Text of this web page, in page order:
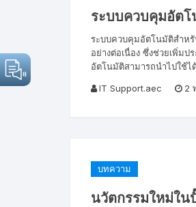
ระบบควบคุมอัต
ระบบควบคุมอัตโนมัติสำห
อย่างต่อเนื่อง ซึ่งช่วยเพิ่ม
อัตโนมัติสามารถนำไปใช้ไ
IT Support.aec
2
บทความ
นวัตกรรมใหม่ใน